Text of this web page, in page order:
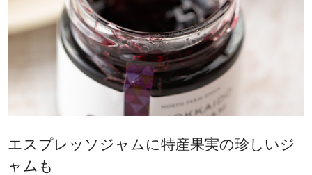
エスプレッソジャムに特産果実の珍しいジ
ャムも